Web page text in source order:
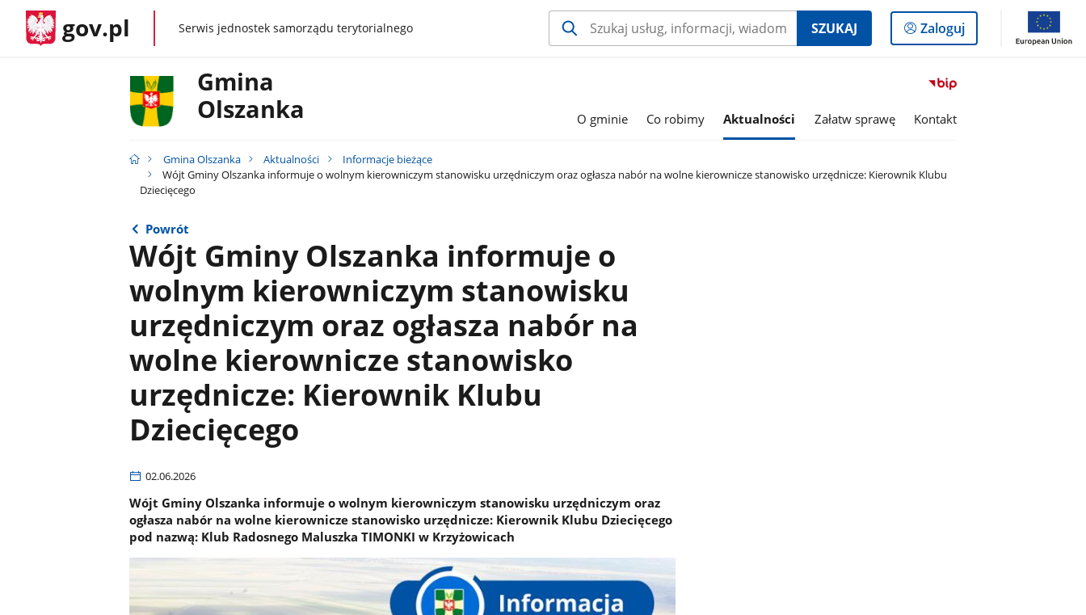
gov.pl gov.plSerwis jednostek samorządu terytorialnego SZUKAJ
Logowanie
do
Zaloguj
Przejdź
serwisu
Publicznej
Gmina
Olszanka
O gminie Co robimy Aktualności Załatw sprawę Kontakt
Gmina Olszanka Aktualności
Informacje bieżące
Wójt Gminy Olszanka informuje o wolnym kierowniczym stanowisku urzędniczym oraz ogłasza nabór na wolne kierownicze stanowisko urzędnicze: Kierownik Klubu
Dziecięcego
Powrót
Wójt Gminy Olszanka informuje o
wolnym kierowniczym stanowisku
urzędniczym oraz ogłasza nabór na
wolne kierownicze stanowisko
urzędnicze: Kierownik Klubu
Dziecięcego
02.06.2026
Wójt Gminy Olszanka informuje o wolnym kierowniczym stanowisku urzędniczym oraz
ogłasza nabór na wolne kierownicze stanowisko urzędnicze: Kierownik Klubu Dziecięcego
pod nazwą: Klub Radosnego Maluszka TIMONKI w Krzyżowicach